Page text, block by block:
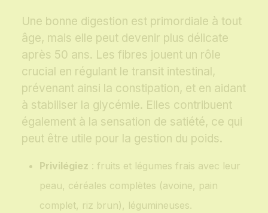
Une bonne digestion est primordiale à tout
âge, mais elle peut devenir plus délicate
après 50 ans. Les fibres jouent un rôle
crucial en régulant le transit intestinal,
prévenant ainsi la constipation, et en aidant
à stabiliser la glycémie. Elles contribuent
également à la sensation de satiété, ce qui
peut être utile pour la gestion du poids.
Privilégiez : fruits et légumes frais avec leur
peau, céréales complètes (avoine, pain
complet, riz brun), légumineuses.